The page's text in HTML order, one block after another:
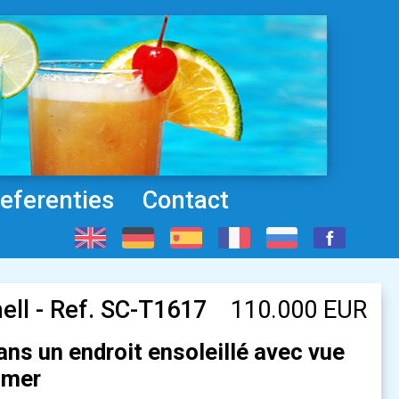
Contact
- Ref. SC-T1617 110.000 EUR
un endroit ensoleillé avec vue